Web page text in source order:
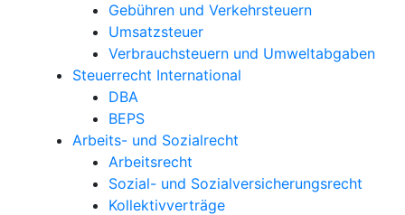
Gebühren und Verkehrsteuern
Umsatzsteuer
Verbrauchsteuern und Umweltabgaben
Steuerrecht International
DBA
BEPS
Arbeits- und Sozialrecht
Arbeitsrecht
Sozial- und Sozialversicherungsrecht
Kollektivverträge